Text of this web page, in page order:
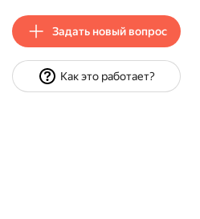
Задать новый вопрос
Как это работает?